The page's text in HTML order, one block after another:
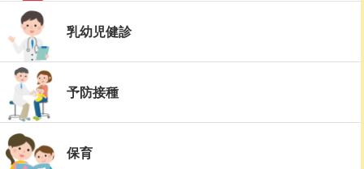
乳幼児健診
予防接種
保育